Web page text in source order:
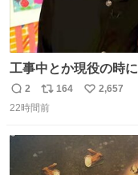
工事中とか現役の時
番の「設楽の女」が
返
信
2
リ
ポ
数
164
い
数
2,657
22時間前